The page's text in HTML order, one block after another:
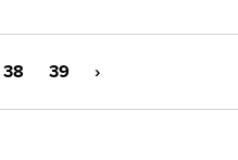
38 39 ›